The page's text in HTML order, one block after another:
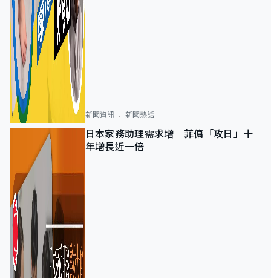
新聞資訊 新聞熱話
日本家務助理需求增 菲傭「攻日」十
年增長近一倍